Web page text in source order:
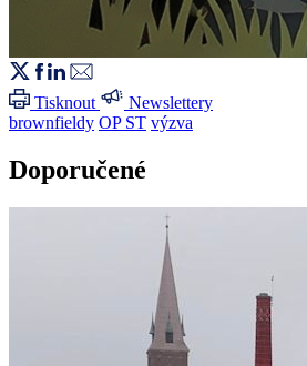
Tisknout
Newslettery
brownfieldy OP ST výzva
Doporučené